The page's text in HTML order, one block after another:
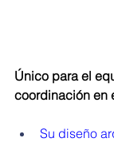
Único para el
coordinación en
Su diseño